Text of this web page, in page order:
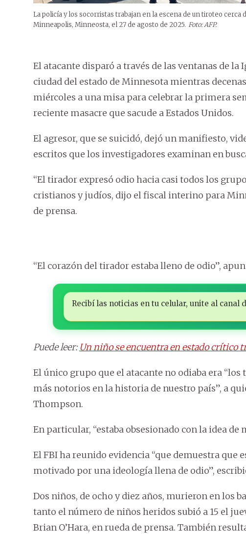
La policía y los socorristas trabajan en la escena de un tiroteo cerca
Minneapolis, Minneosta, el 27 de agosto de 2025. Foto: AFP.
El atacante disparó a través de las ventanas de
ciudad del estado de Minnesota mientras
miércoles a una misa para celebrar la primera
reciente masacre que sacude a Estados Unidos.
El agresor, que se suicidó, dejó un manifiesto,
escritos que los investigadores examinan en
“El tirador expresó odio hacia casi todos los
cristianos y judíos, dijo el fiscal interino para
de prensa.
“El corazón del tirador estaba lleno de odio”,
Recibí las noticias en tu celular, unite al canal
Puede leer: Un niño se encuentra en estado crítico
El único grupo que el atacante no odiaba era
más notorios en la historia de nuestro país”, a
Thompson.
En particular, “estaba obsesionado con la idea de
El FBI ha reunido evidencia “que demuestra
motivado por una ideología llena de odio”,
Dos niños, de ocho y diez años, murieron en los
tanto el número de niños heridos subió a 15 el
Brian O’Hara, en rueda de prensa. También